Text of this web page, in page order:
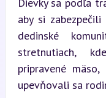
aby si
dedinské
stretnutiach,
pripravené
upevňovali sa